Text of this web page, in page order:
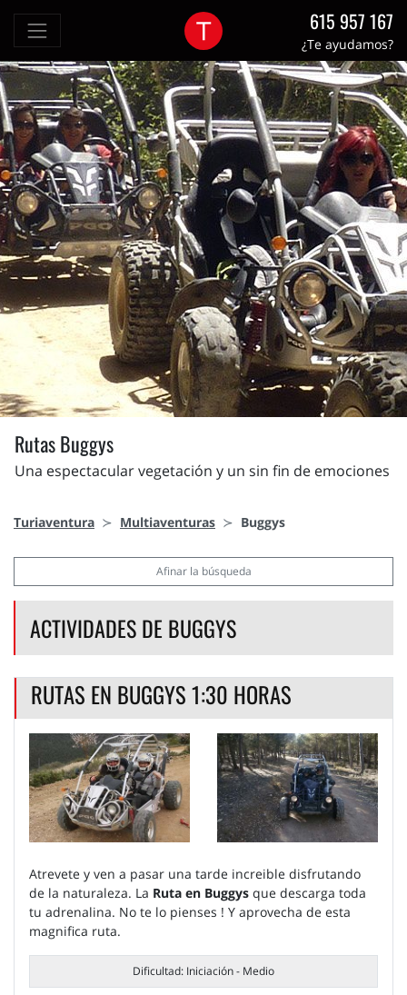
615 957 167
¿Te ayudamos?
Rutas Buggys
Una espectacular vegetación y un sin fin de emociones
Turiaventura Multiaventuras Buggys
Afinar la búsqueda
ACTIVIDADES DE BUGGYS
RUTAS EN BUGGYS 1:30 HORAS
Atrevete y ven a pasar una tarde increible disfrutando
de la naturaleza. La Ruta en Buggys que descarga toda
tu adrenalina. No te lo pienses ! Y aprovecha de esta
magnifica ruta.
Dificultad: Iniciación - Medio